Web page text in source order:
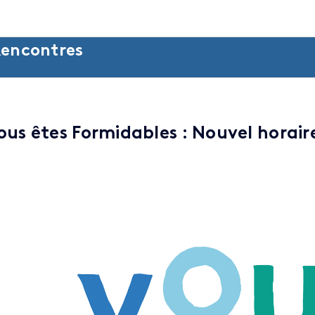
êtes Formidables : Nouvel